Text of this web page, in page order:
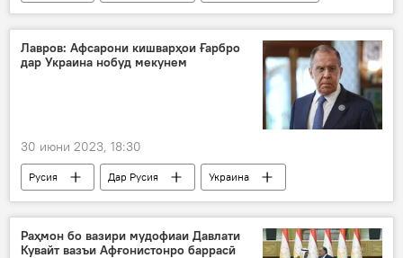
вазири хориҷа
Украина
СҲШ
Афсар
НАТО
Лавров: Афсарони кишварҳои Ғарбро
дар Украина нобуд мекунем
30 июни 2023, 18:30
Русия Дар Русия
Украина
афсарон
генерал
нобуд
Раҳмон бо вазири мудофиаи Давлати
Кувайт вазъи Афғонистонро баррасӣ